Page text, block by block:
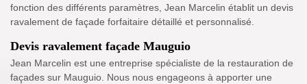
fonction des différents paramètres, Jean Marcelin établit un devis
ravalement de façade forfaitaire détaillé et personnalisé.
Devis ravalement façade Mauguio
Jean Marcelin est une entreprise spécialiste de la restauration de
façades sur Mauguio. Nous nous engageons à apporter une